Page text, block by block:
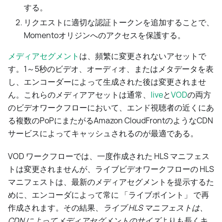
する。
リクエストに適切な認証トークンを追加することで、
Momentoオリジンへのアクセスを保護する。
メディアセグメント は、頻繁に変更されないアセットで
す。1～5秒のビデオ、オーディオ、またはメタデータを表
し、エンコーダーによって生成された後は変更されませ
ん。これらのメディアアセットは通常、 liveとVODの両方
のビデオワークフローにおいて、エンド視聴者の近くにあ
る複数のPoPにまたがるAmazon CloudFrontのようなCDN
サービスによってキャッシュされるのが最適である。
VOD ワークフローでは、一度作成された HLS マニフェス
トは変更されませんが、ライブビデオワークフローの HLS
マニフェストは、最新のメディアセグメントを提示するた
めに、エンコーダによって常に 「ライブポイント」 で再
作成されます。その結果、
ライブ HLS マニフェストは、